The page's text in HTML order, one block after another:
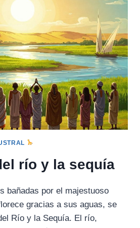
río y la sequía
bañadas por el majestuoso
gracias a sus aguas, se
Río y la Sequía. El río,